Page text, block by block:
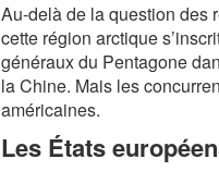
Au-delà de la question des
cette région arctique
généraux du Pentagone
la Chine. Mais les
américaines.
Les États